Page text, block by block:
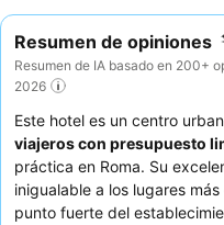
Resumen de opiniones
Resumen de IA basado en 200+
2026
Este hotel es un centro
viajeros con presupuesto
práctica en Roma. Su
inigualable a los lugares
punto fuerte del